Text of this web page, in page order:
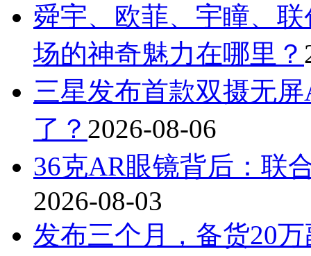
舜宇、欧菲、宇瞳、
场的神奇魅力在哪里？
三星发布首款双摄无
了？ 2026-08-06
36克AR眼镜背后：联
2026-08-03
发布三个月，备货20